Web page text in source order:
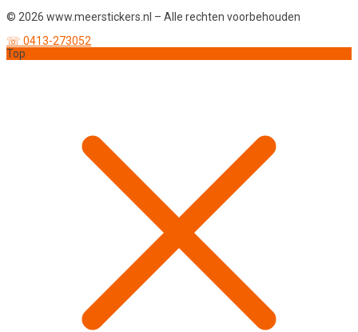
© 2026 www.meerstickers.nl – Alle rechten voorbehouden
☏ 0413-273052
Top